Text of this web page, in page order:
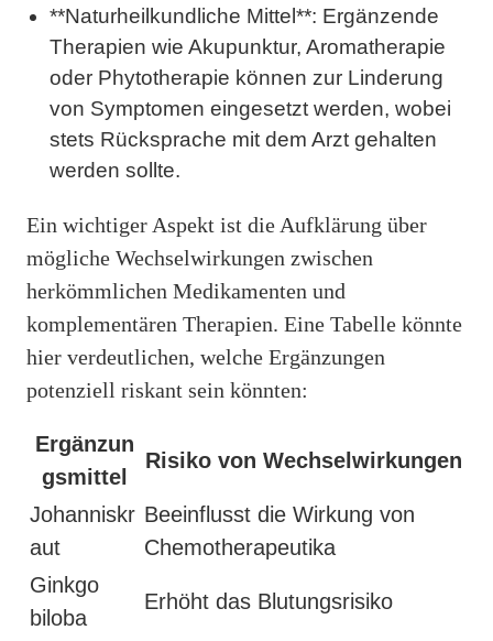
**Naturheilkundliche Mittel**: Ergänzende
Therapien wie Akupunktur, Aromatherapie
oder Phytotherapie können zur Linderung
von Symptomen eingesetzt werden, wobei
stets Rücksprache mit dem Arzt gehalten
werden sollte.
Ein wichtiger Aspekt ist die Aufklärung über
mögliche Wechselwirkungen zwischen
herkömmlichen Medikamenten und
komplementären Therapien. Eine Tabelle könnte
hier verdeutlichen, welche Ergänzungen
potenziell riskant sein könnten:
Ergänzun
gsmittel
Risiko von Wechselwirkungen
Johanniskr
aut
Beeinflusst die Wirkung von
Chemotherapeutika
Ginkgo
biloba
Erhöht das Blutungsrisiko